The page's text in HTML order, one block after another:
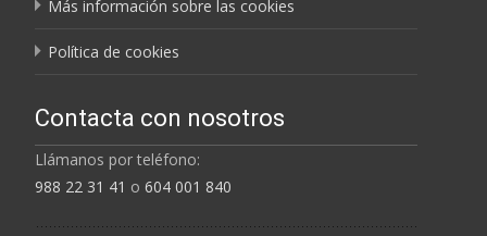
Más información sobre las cookies
Política de cookies
Contacta con nosotros
Llámanos por teléfono:
988 22 31 41 o 604 001 840